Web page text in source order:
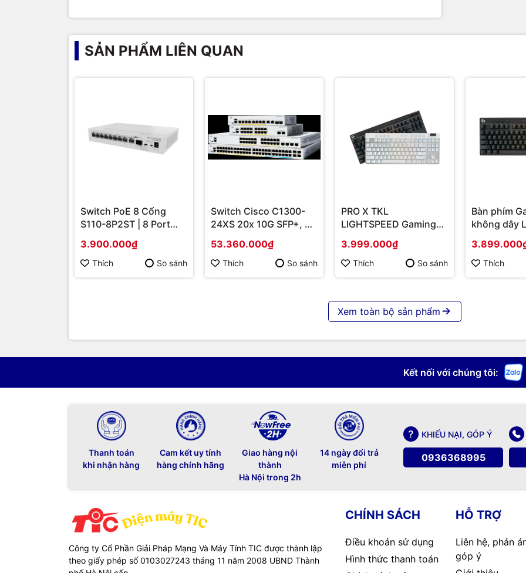
SẢN PHẨM LIÊN QUAN
Switch PoE 8 Cổng
S110-8P2ST | 8 Port
Giá Tốt
3.900.000₫
Thích So sánh
Switch Cisco C1300-
24XS 20x 10G SFP+, 4x
combo | Hàng chính
hãng
53.360.000₫
Thích So sánh
PRO X TKL
LIGHTSPEED Gaming
(Switch Tactile) | Hàng
chính hãng
3.999.000₫
Thích So sánh
Bàn phím
không dây
đen Tactile
920-
chính hãng
Thích
Xem toàn bộ sản phẩm
Kết nối với chúng tôi:
Thanh toán
khi nhận hàng
Cam kết uy tính
hàng chính hãng
Giao hàng nội
thành
Hà Nội trong 2h
14 ngày đổi trả
miễn phí
KHIẾU NẠI, GÓP Ý
0936368995
Công ty Cổ Phần Giải Pháp Mạng Và Máy Tính TIC được thành lập
theo giấy phép số 0103027243 tháng 11 năm 2008 UBND Thành
CHÍNH SÁCH
Điều khoản sử dụng
Hình thức thanh toán
HỖ TRỢ
Liên hệ, phản
góp ý